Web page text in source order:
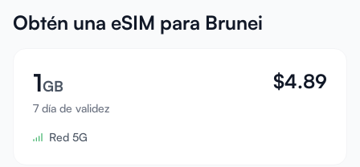
Nosotros
Invita a un amigo
Conviértete en afiliado
Centro de ayuda
Obtén una eSIM para Brunei
1GB
7 día de validez
$4.89
Red 5G